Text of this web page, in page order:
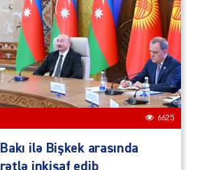
6625
ilə Bişkek arasında
inkişaf edib